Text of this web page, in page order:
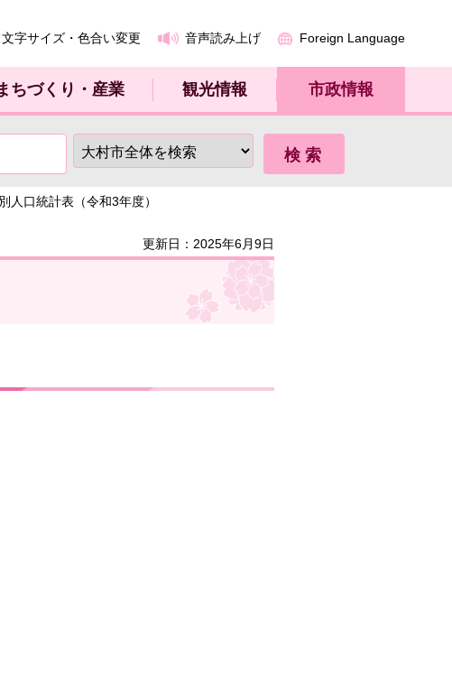
文字サイズ・色合い変更 音声読み上げ Foreign Language
ちづくり・産業 観光情報 市政情報
人口統計表（令和3年度）
更新日：2025年6月9日